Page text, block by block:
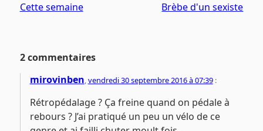
Cette semaine Brèbe d'un sexiste
2 commentaires
mirovinben,vendredi 30 septembre 2016 à 07:39:
Rétropédalage ? Ça freine quand on pédale à
rebours ? J’ai pratiqué un peu un vélo de ce